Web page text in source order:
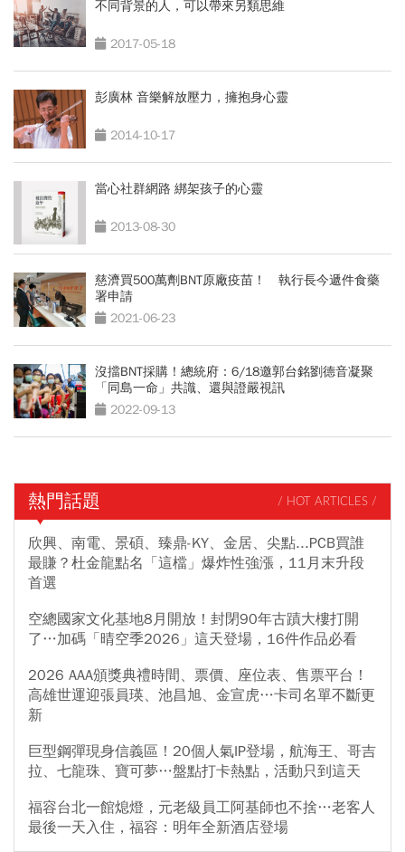
不同背景的人，可以帶來另類思維
2017-05-18
彭廣林 音樂解放壓力，擁抱身心靈
2014-10-17
當心社群網路 綁架孩子的心靈
2013-08-30
慈濟買500萬劑BNT原廠疫苗！ 執行長今遞件食藥
署申請
2021-06-23
沒擋BNT採購！總統府：6/18邀郭台銘劉德音凝聚
「同島一命」共識、還與證嚴視訊
2022-09-13
熱門話題 / HOT ARTICLES /
欣興、南電、景碩、臻鼎-KY、金居、尖點...PCB買誰
最賺？杜金龍點名「這檔」爆炸性強漲，11月末升段
首選
空總國家文化基地8月開放！封閉90年古蹟大樓打開
了…加碼「晴空季2026」這天登場，16件作品必看
2026 AAA頒獎典禮時間、票價、座位表、售票平台！
高雄世運迎張員瑛、池昌旭、金宣虎…卡司名單不斷更
新
巨型鋼彈現身信義區！20個人氣IP登場，航海王、哥吉
拉、七龍珠、寶可夢…盤點打卡熱點，活動只到這天
福容台北一館熄燈，元老級員工阿基師也不捨…老客人
最後一天入住，福容：明年全新酒店登場